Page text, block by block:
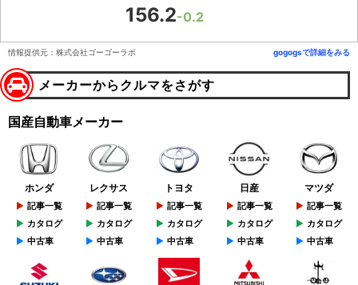
156.2-0.2
情報提供元：株式会社ゴーゴーラボ gogogsで詳細をみる
メーカーからクルマをさがす
国産自動車メーカー
ホンダ
記事一覧
カタログ
中古車
レクサス
記事一覧
カタログ
中古車
トヨタ
記事一覧
カタログ
中古車
日産
記事一覧
カタログ
中古車
マツダ
記事一覧
カタログ
中古車